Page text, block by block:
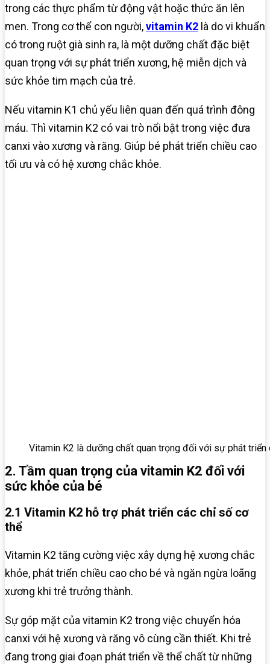
trong các thực phẩm từ động vật hoặc thức ăn lên
men. Trong cơ thể con người,vitamin K2 là do vi khuẩn
có trong ruột già sinh ra, là một dưỡng chất đặc biệt
quan trọng với sự phát triển xương, hệ miễn dịch và
sức khỏe tim mạch của trẻ.
Nếu vitamin K1 chủ yếu liên quan đến quá trình đông
máu. Thì vitamin K2 có vai trò nổi bật trong việc đưa
canxi vào xương và răng. Giúp bé phát triển chiều cao
tối ưu và có hệ xương chắc khỏe.
Vitamin K2 là dưỡng chất quan trọng đối với sự phát triển
2. Tầm quan trọng của vitamin K2 đối với
sức khỏe của bé
2.1 Vitamin K2 hỗ trợ phát triển các chỉ số cơ
thể
Vitamin K2 tăng cường việc xây dựng hệ xương chắc
khỏe, phát triển chiều cao cho bé và ngăn ngừa loãng
xương khi trẻ trưởng thành.
Sự góp mặt của vitamin K2 trong việc chuyển hóa
canxi với hệ xương và răng vô cùng cần thiết. Khi trẻ
đang trong giai đoạn phát triển về thể chất từ những